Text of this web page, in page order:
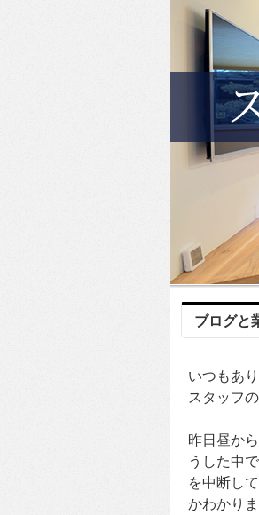
ブログと
いつもあ
スタッフ
昨日昼か
うした中
を中断し
かわかり